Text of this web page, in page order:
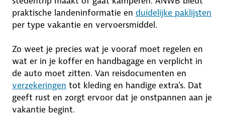
praktische landeninformatie en duidelijke paklijsten
per type vakantie en vervoersmiddel.
Zo weet je precies wat je vooraf moet regelen en
wat er in je koffer en handbagage en verplicht in
de auto moet zitten. Van reisdocumenten en
verzekeringen tot kleding en handige extra's. Dat
geeft rust en zorgt ervoor dat je onstpannen aan je
vakantie begint.